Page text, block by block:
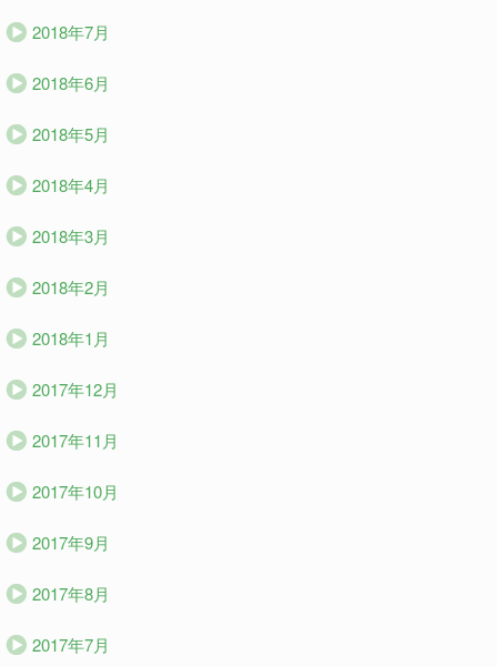
2018年7月
2018年6月
2018年5月
2018年4月
2018年3月
2018年2月
2018年1月
2017年12月
2017年11月
2017年10月
2017年9月
2017年8月
2017年7月